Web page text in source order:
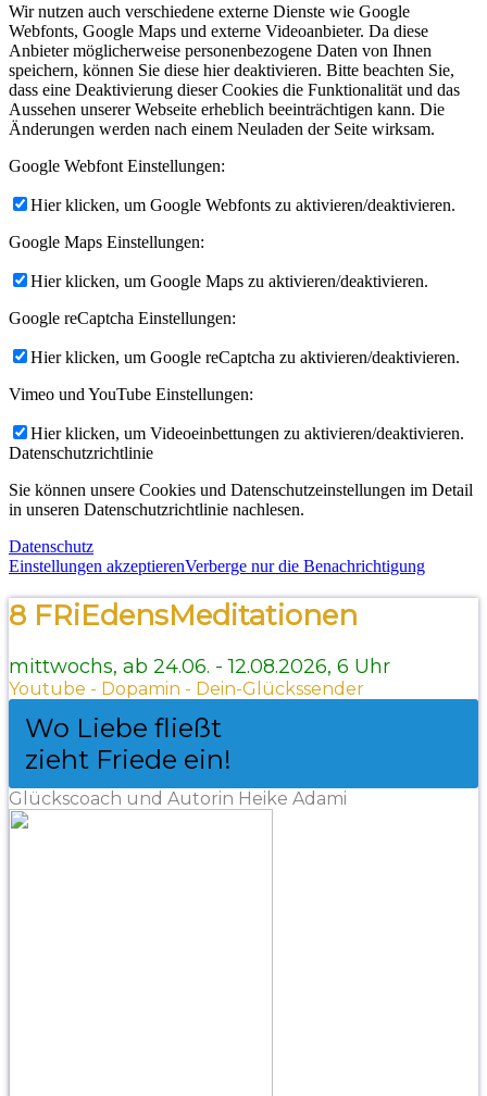
Wir nutzen auch verschiedene externe Dienste wie Google
Webfonts, Google Maps und externe Videoanbieter. Da diese
Anbieter möglicherweise personenbezogene Daten von Ihnen
speichern, können Sie diese hier deaktivieren. Bitte beachten Sie,
dass eine Deaktivierung dieser Cookies die Funktionalität und das
Aussehen unserer Webseite erheblich beeinträchtigen kann. Die
Änderungen werden nach einem Neuladen der Seite wirksam.
Google Webfont Einstellungen:
Hier klicken, um Google Webfonts zu aktivieren/deaktivieren.
Google Maps Einstellungen:
Hier klicken, um Google Maps zu aktivieren/deaktivieren.
Google reCaptcha Einstellungen:
Hier klicken, um Google reCaptcha zu aktivieren/deaktivieren.
Vimeo und YouTube Einstellungen:
Hier klicken, um Videoeinbettungen zu aktivieren/deaktivieren.
Datenschutzrichtlinie
Sie können unsere Cookies und Datenschutzeinstellungen im Detail
in unseren Datenschutzrichtlinie nachlesen.
Datenschutz
Einstellungen akzeptierenVerberge nur die Benachrichtigung
8 FRiEdensMeditationen
mittwochs, ab 24.06. - 12.08.2026, 6 Uhr
Youtube - Dopamin - Dein-Glückssender
Wo Liebe fließt
zieht Friede ein!
Glückscoach und Autorin Heike Adami